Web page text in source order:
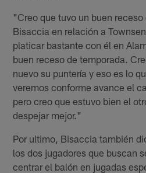
"Creo que tuvo un buen
Bisaccia en relación a
platicar bastante con él en
buen receso de temporada.
nuevo su puntería y eso es lo
veremos conforme avance el
pero creo que estuvo bien el
despejar mejor."
Por ultimo, Bisaccia también
los dos jugadores que buscan
centrar el balón en jugadas